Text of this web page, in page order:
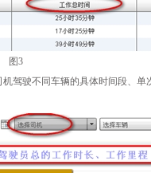
图3
驾驶不同车辆的具体时间段、